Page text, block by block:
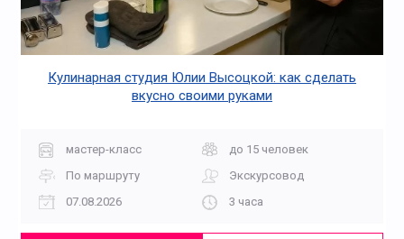
Кулинарная студия Юлии Высоцкой: как сделать
вкусно своими руками
мастер-класс
до 15 человек
По маршруту
Экскурсовод
07.08.2026
3 часа